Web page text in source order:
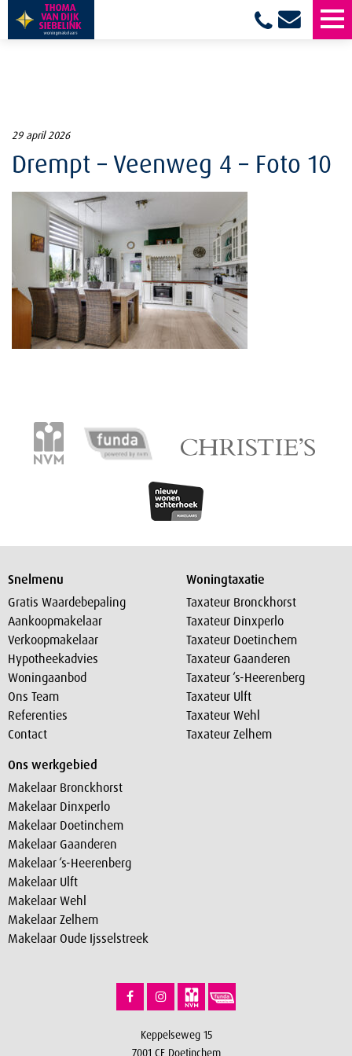
29 april 2026
Drempt – Veenweg 4 – Foto 10
Snelmenu
Gratis Waardebepaling
Aankoopmakelaar
Verkoopmakelaar
Hypotheekadvies
Woningaanbod
Ons Team
Referenties
Contact
Woningtaxatie
Taxateur Bronckhorst
Taxateur Dinxperlo
Taxateur Doetinchem
Taxateur Gaanderen
Taxateur ‘s-Heerenberg
Taxateur Ulft
Taxateur Wehl
Taxateur Zelhem
Ons werkgebied
Makelaar Bronckhorst
Makelaar Dinxperlo
Makelaar Doetinchem
Makelaar Gaanderen
Makelaar ‘s-Heerenberg
Makelaar Ulft
Makelaar Wehl
Makelaar Zelhem
Makelaar Oude Ijsselstreek
Keppelseweg 15
7001 CE Doetinchem